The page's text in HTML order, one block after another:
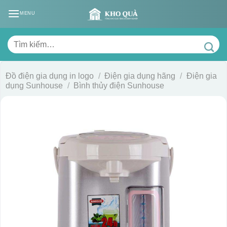
MENU
Tìm
kiếm:
Đồ điện gia dụng in logo / Điện gia dụng hãng / Điện gia
dụng Sunhouse / Bình thủy điện Sunhouse